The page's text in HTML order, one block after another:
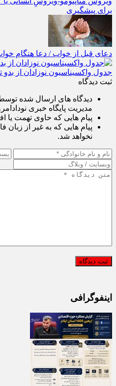
برای پیشگیری
دعای قبل از خواب / دعا هنگام
جدول واکسیناسیون نوزادان از بدو
دیدگاه های ارسال شده
مدیریت پایگاه خبری
پیام هایی که حاوی تهمت یا
پیام هایی که به غیر از زبان